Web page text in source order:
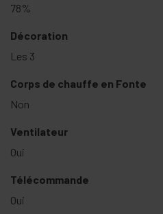
78%
Décoration
Les 3
Corps de chauffe en Fonte
Non
Ventilateur
Oui
Télécommande
Oui